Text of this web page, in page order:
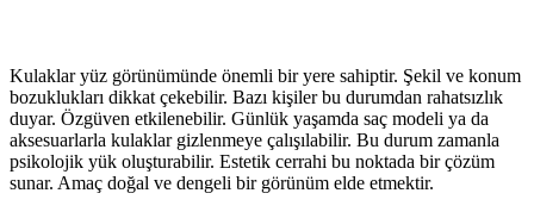
Kulaklar yüz görünümünde önemli bir yere sahiptir. Şekil ve konum
bozuklukları dikkat çekebilir. Bazı kişiler bu durumdan rahatsızlık
duyar. Özgüven etkilenebilir. Günlük yaşamda saç modeli ya da
aksesuarlarla kulaklar gizlenmeye çalışılabilir. Bu durum zamanla
psikolojik yük oluşturabilir. Estetik cerrahi bu noktada bir çözüm
sunar. Amaç doğal ve dengeli bir görünüm elde etmektir.